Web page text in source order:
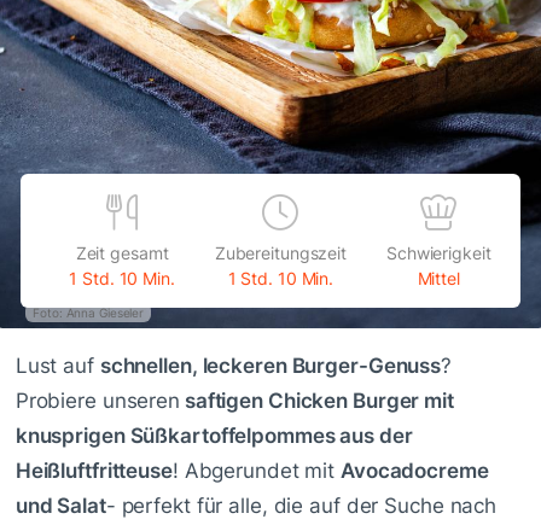
Foto: Anna Gieseler
Zeit gesamt
1 Std. 10 Min.
Zubereitungszeit
1 Std. 10 Min.
Schwierigkeit
Mittel
Lust auf schnellen, leckeren Burger-Genuss?
Probiere unseren saftigen Chicken Burger mit
knusprigen Süßkartoffelpommes aus der
Heißluftfritteuse! Abgerundet mit Avocadocreme
und Salat- perfekt für alle, die auf der Suche nach